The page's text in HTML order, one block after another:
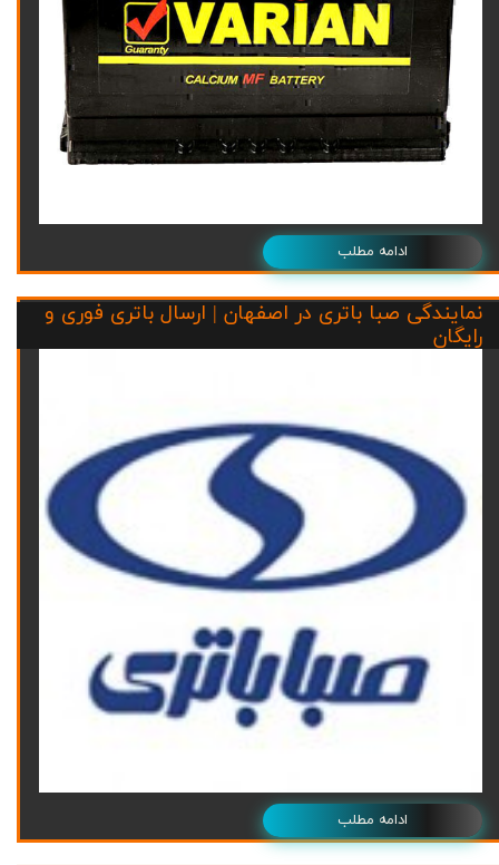
ادامه مطلب
نمایندگی صبا باتری در اصفهان | ارسال باتری فوری و
رایگان
ادامه مطلب